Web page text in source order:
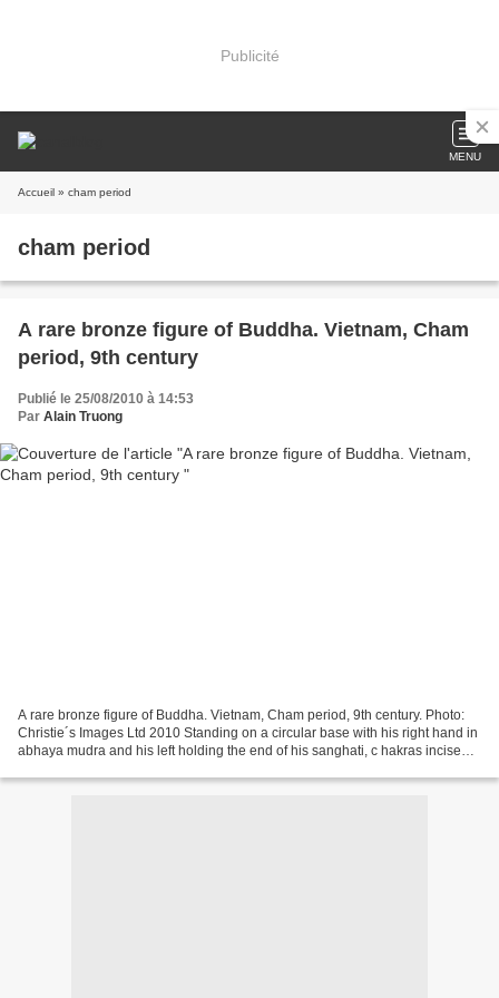
Publicité
MENU
Accueil » cham period
cham period
A rare bronze figure of Buddha. Vietnam, Cham
period, 9th century
Publié le 25/08/2010 à 14:53
Par Alain Truong
A rare bronze figure of Buddha. Vietnam, Cham period, 9th century. Photo:
Christie´s Images Ltd 2010 Standing on a circular base with his right hand in
abhaya mudra and his left holding the end of his sanghati, c hakras incised